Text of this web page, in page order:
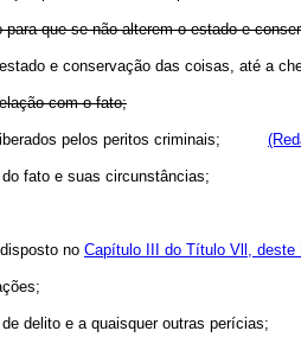
que se não alterem o estado e
estado e conservação das coisas, até
com o fato;
liberados pelos peritos criminais;
fato e suas circunstâncias;
no Capítulo III do Título Vll, deste
delito e a quaisquer outras perícias;